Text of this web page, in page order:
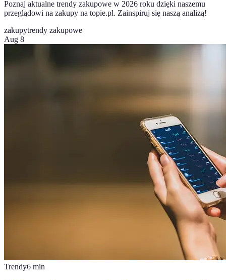
Poznaj aktualne trendy zakupowe w 2026 roku dzięki naszemu
przeglądowi na zakupy na topie.pl. Zainspiruj się naszą analizą!
zakupytrendy zakupowe
Aug 8
Trendy6 min